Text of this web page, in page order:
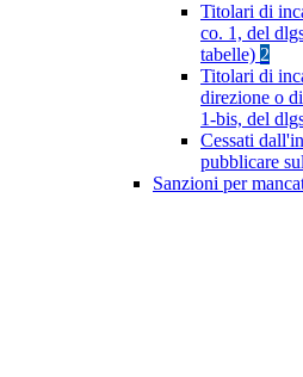
Titolari di
co. 1, del
tabelle) 2
Titolari di
direzione o
1-bis, del
Cessati
pubblicare
Sanzioni per